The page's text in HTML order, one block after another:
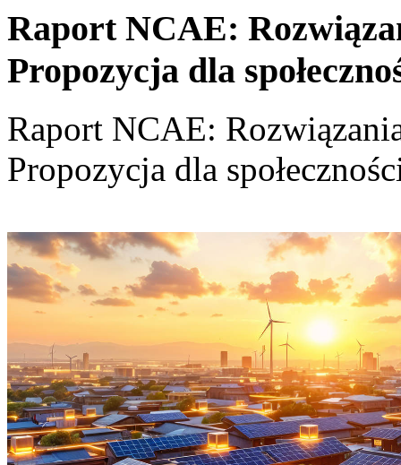
Raport NCAE:
Propozycja dla
Raport NCAE:
Propozycja dla